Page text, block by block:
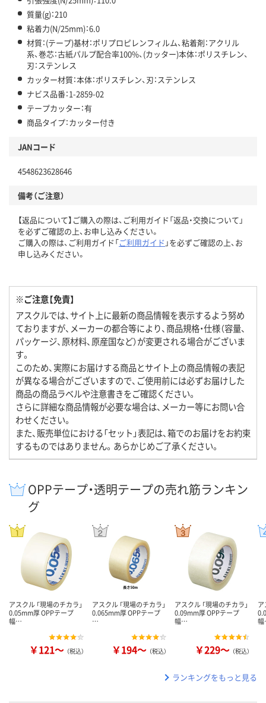
質量(g)：210
粘着力(N/25mm)：6.0
材質：(テープ)基材：ポリプロピレンフィルム、粘着剤：アクリル
系、巻芯：古紙パルプ配合率100%、(カッター)本体：ポリスチレン、
刃：ステンレス
カッター材質：本体：ポリスチレン、刃：ステンレス
ナビス品番：1-2859-02
テープカッター：有
商品タイプ：カッター付き
JANコード
4548623628646
備考（ご注意）
【返品について】ご購入の際は、ご利用ガイド「返品・交換について」
を必ずご確認の上、お申し込みください。
ご購入の際は、ご利用ガイド「ご利用ガイド 」を必ずご確認の上、お
申し込みください。
※ご注意【免責】
アスクルでは、サイト上に最新の商品情報を表示するよう努め
ておりますが、メーカーの都合等により、商品規格・仕様（容量、
パッケージ、原材料、原産国など）が変更される場合がございま
す。
このため、実際にお届けする商品とサイト上の商品情報の表記
が異なる場合がございますので、ご使用前には必ずお届けした
商品の商品ラベルや注意書きをご確認ください。
さらに詳細な商品情報が必要な場合は、メーカー等にお問い合
わせください。
また、販売単位における「セット」表記は、箱でのお届けをお約束
するものではありません。あらかじめご了承ください。
OPPテープ・透明テープの売れ筋ランキン
グ
アスクル 「現場のチカラ」
0.05mm厚 OPPテープ
幅…
￥121～ （税込）
アスクル 「現場のチカラ」
0.065mm厚 OPPテープ
…
￥194～ （税込）
アスクル 「現場のチカラ」
0.09mm厚 OPPテープ
幅…
￥229～ （税込）
ア
ランキングをもっと見る